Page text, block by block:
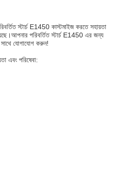
স্টার্চ E1450 কাস্টমাইজ করতে সহায়তা
পরিবর্তিত স্টার্চ E1450 এর জন্য
যোগাযোগ করুন!
এবং পরিষেবা: